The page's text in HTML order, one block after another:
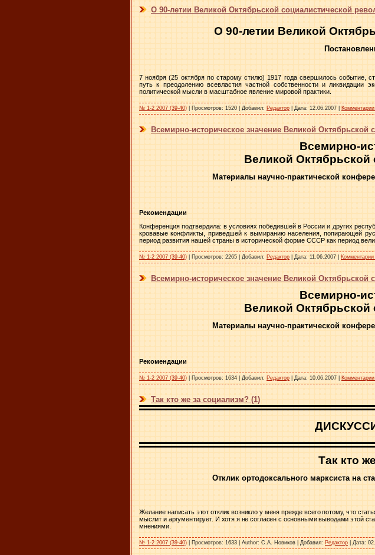
О 90-летии Великой Октябрьской социалистической
О 90-летии Великой
7 ноября (25 октября по старому стилю) 1917 года свершилось событие,
путь к преодолению всевластия частной собственности и ликвидации
политической мысли в масштабное явление мировой практики.
№ 1-2 2007 (39-40) Просмотров: 1520 Добавил: Редактор Дата: 12.06.2007
Всемирно-историческое значение Великой Октябрьской
Всемирно-
Великой
Материалы научно-практической
Рекомендации
Конференция подтвердила: в условиях победившей в России и других
кровавые конфликты, приведшей к вымиранию населения, попирающей
период развития нашей страны в исторической форме СССР как период
№ 1-2 2007 (39-40) Просмотров: 2265 Добавил: Редактор Дата: 11.06.2007 Комментарии
Всемирно-историческое значение Великой Октябрьской
Всемирно-
Великой
Материалы научно-практической
Рекомендации
№ 1-2 2007 (39-40) Просмотров: 1634 Добавил: Редактор Дата: 10.06.2007
Так кто же за социализм? (1)
Так кто
Отклик ортодоксального марксиста на
Желание написать этот отклик возникло у меня прежде всего потому, что
мыслит и аргументирует. И хотя я не согласен с основными выводами этой
мнениями.
№ 1-2 2007 (39-40) Просмотров: 1633 Author: С.А. Новиков Добавил: Редактор Дата: